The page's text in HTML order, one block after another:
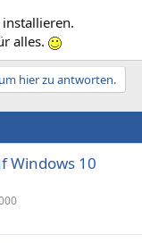
alles.
hier zu antworten.
Windows 10